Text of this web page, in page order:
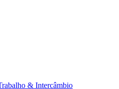
& Intercâmbio